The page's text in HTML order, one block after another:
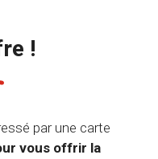
!
par une carte
vous offrir la